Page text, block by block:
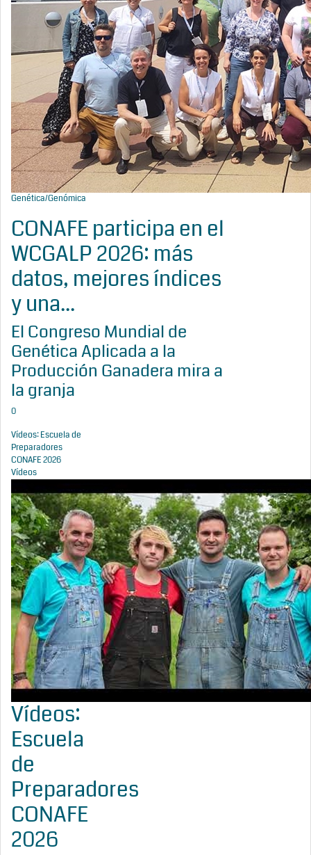
Genética/Genómica
CONAFE participa en el
WCGALP 2026: más
datos, mejores índices
y una...
El Congreso Mundial de
Genética Aplicada a la
Producción Ganadera mira a
la granja
0
Vídeos: Escuela de
Preparadores
CONAFE 2026
Vídeos
Vídeos:
Escuela
de
Preparadores
CONAFE
2026